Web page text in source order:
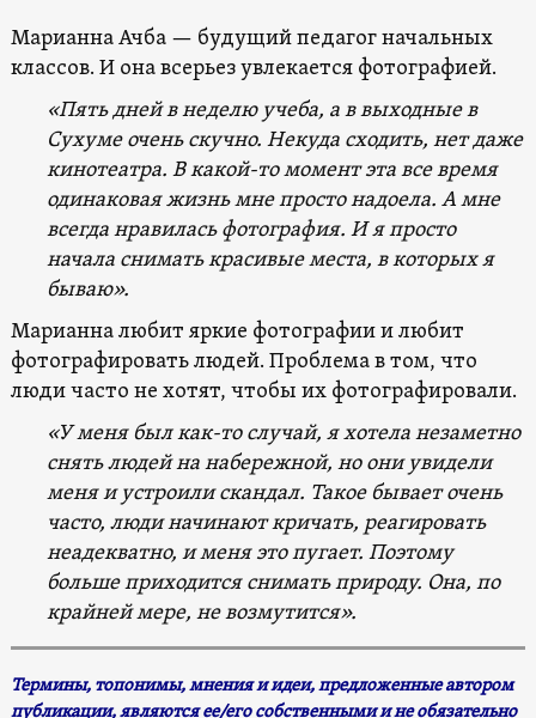
Марианна Ачба — будущий педагог начальных
классов. И она всерьез увлекается фотографией.
«Пять дней в неделю учеба, а в выходные в
Сухуме очень скучно. Некуда сходить, нет даже
кинотеатра. В какой-то момент эта все время
одинаковая жизнь мне просто надоела. А мне
всегда нравилась фотография. И я просто
начала снимать красивые места, в которых я
бываю».
Марианна любит яркие фотографии и любит
фотографировать людей. Проблема в том, что
люди часто не хотят, чтобы их фотографировали.
«У меня был как-то случай, я хотела незаметно
снять людей на набережной, но они увидели
меня и устроили скандал. Такое бывает очень
часто, люди начинают кричать, реагировать
неадекватно, и меня это пугает. Поэтому
больше приходится снимать природу. Она, по
крайней мере, не возмутится».
Термины, топонимы, мнения и идеи, предложенные автором
публикации, являются ее/его собственными и не обязательно